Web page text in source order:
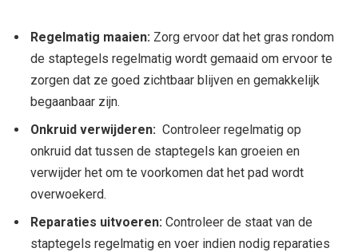
Regelmatig maaien: Zorg⁣ ervoor⁣ dat‍ het gras rondom
de staptegels regelmatig ‌wordt gemaaid‍ om ervoor​ te
zorgen dat ze⁣ goed‌ zichtbaar blijven ⁢en gemakkelijk
begaanbaar zijn.
Onkruid verwijderen: ​ Controleer regelmatig op‌
onkruid⁣ dat⁣ tussen de staptegels kan ​groeien ⁣en
verwijder het om te⁤ voorkomen dat het pad wordt
overwoekerd.
Reparaties ​uitvoeren: ⁣Controleer ⁤de⁢ staat van‍ de
staptegels regelmatig en voer​ indien nodig‌ reparaties‍